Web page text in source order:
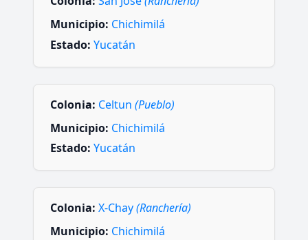
Municipio: Chichimilá
Estado: Yucatán
Colonia: Celtun (Pueblo)
Municipio: Chichimilá
Estado: Yucatán
Colonia: X-Chay(Ranchería)
Municipio: Chichimilá